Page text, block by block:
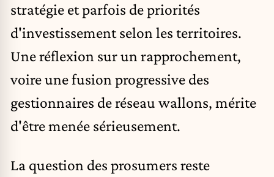
stratégie et parfois de priorités
d'investissement selon les territoires.
Une réflexion sur un rapprochement,
voire une fusion progressive des
gestionnaires de réseau wallons, mérite
d'être menée sérieusement.
La question des prosumers reste